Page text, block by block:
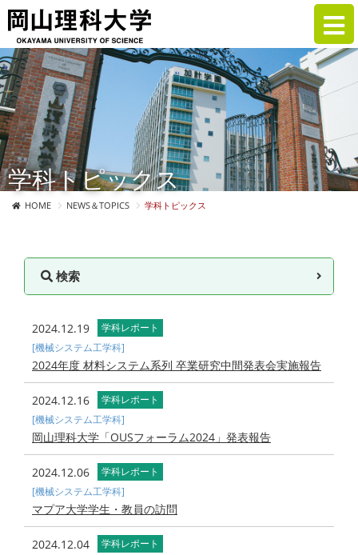
学科トピックス
HOME NEWS＆TOPICS 学科トピックス
検索
2024.12.19
学科レポート
[機械システム工学科]
2024年度 材料システム系列 卒業研究中間発表会実施報告
2024.12.16
学科レポート
[機械システム工学科]
岡山理科大学「OUSフォーラム2024」発表報告
2024.12.06
学科レポート
[機械システム工学科]
マプア大学学生・教員の訪問
2024.12.04
学科レポート